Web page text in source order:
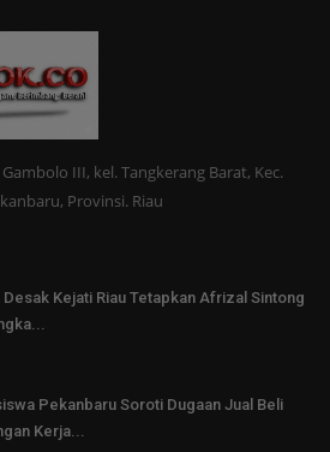
III, kel. Tangkerang Barat, Kec.
Provinsi. Riau
Desak Kejati Riau Tetapkan Afrizal Sintong
Pekanbaru Soroti Dugaan Jual Beli
Kerja...